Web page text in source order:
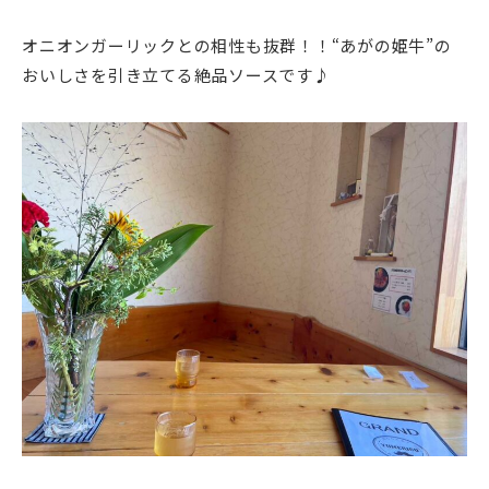
オニオンガーリックとの相性も抜群！！“あがの姫牛”の
おいしさを引き立てる絶品ソースです♪